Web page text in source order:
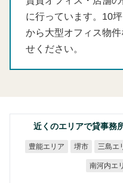
に行っています。10
から大型オフィス物
せください。
近くのエリアで貸事務
豊能エリア 堺市 三島エ
南河内エ